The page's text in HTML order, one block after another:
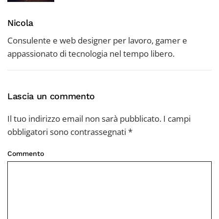
Nicola
Consulente e web designer per lavoro, gamer e
appassionato di tecnologia nel tempo libero.
Lascia un commento
Il tuo indirizzo email non sarà pubblicato. I campi
obbligatori sono contrassegnati *
Commento